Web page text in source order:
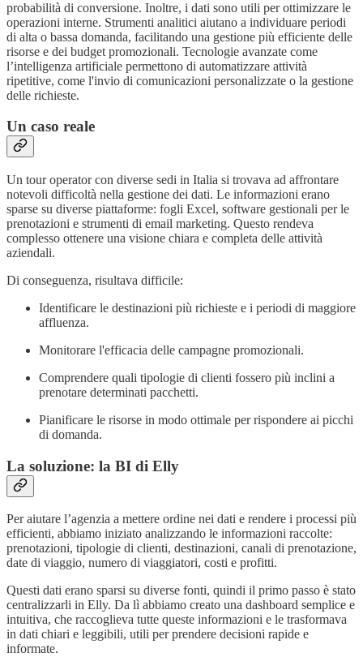
probabilità di conversione. Inoltre, i dati sono utili per ottimizzare le
operazioni interne. Strumenti analitici aiutano a individuare periodi
di alta o bassa domanda, facilitando una gestione più efficiente delle
risorse e dei budget promozionali. Tecnologie avanzate come
l’intelligenza artificiale permettono di automatizzare attività
ripetitive, come l'invio di comunicazioni personalizzate o la gestione
delle richieste.
Un caso reale
Un tour operator con diverse sedi in Italia si trovava ad affrontare
notevoli difficoltà nella gestione dei dati. Le informazioni erano
sparse su diverse piattaforme: fogli Excel, software gestionali per le
prenotazioni e strumenti di email marketing. Questo rendeva
complesso ottenere una visione chiara e completa delle attività
aziendali.
Di conseguenza, risultava difficile:
Identificare le destinazioni più richieste e i periodi di maggiore
affluenza.
Monitorare l'efficacia delle campagne promozionali.
Comprendere quali tipologie di clienti fossero più inclini a
prenotare determinati pacchetti.
Pianificare le risorse in modo ottimale per rispondere ai picchi
di domanda.
La soluzione: la BI di Elly
Per aiutare l’agenzia a mettere ordine nei dati e rendere i processi più
efficienti, abbiamo iniziato analizzando le informazioni raccolte:
prenotazioni, tipologie di clienti, destinazioni, canali di prenotazione,
date di viaggio, numero di viaggiatori, costi e profitti.
Questi dati erano sparsi su diverse fonti, quindi il primo passo è stato
centralizzarli in Elly. Da lì abbiamo creato una dashboard semplice e
intuitiva, che raccoglieva tutte queste informazioni e le trasformava
in dati chiari e leggibili, utili per prendere decisioni rapide e
informate.